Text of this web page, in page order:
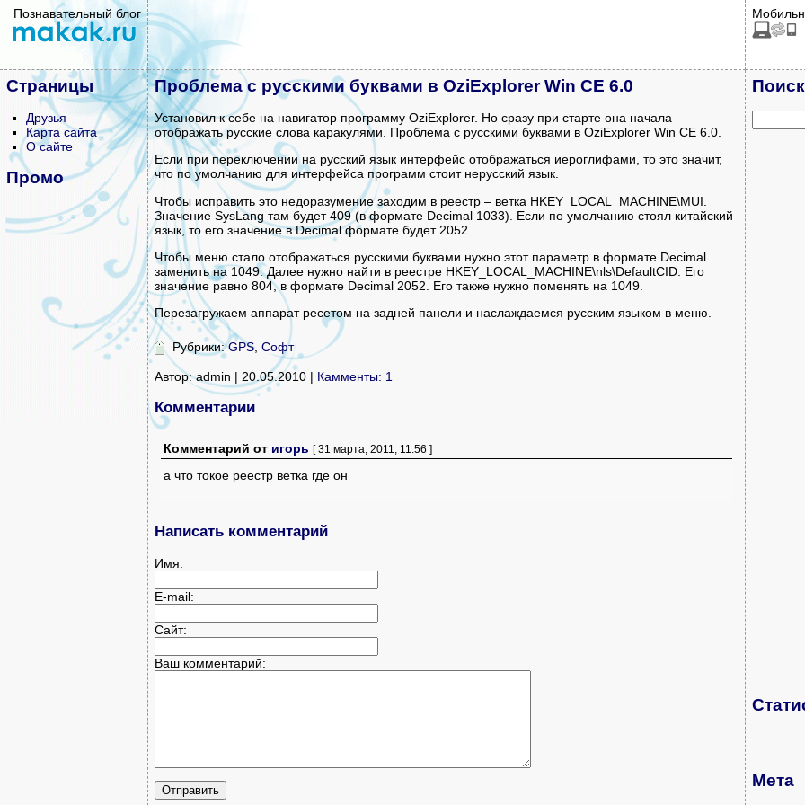
Познавательный блог
Страницы
Друзья
Карта сайта
О сайте
Промо
Проблема с русскими буквами в OziExplorer Win CE 6.0
Установил к себе на навигатор программу OziExplorer. Но сразу при старте она начала
отображать русские слова каракулями. Проблема с русскими буквами в OziExplorer Win CE 6.0.
Если при переключении на русский язык интерфейс отображаться иероглифами, то это значит,
что по умолчанию для интерфейса программ стоит нерусский язык.
Чтобы исправить это недоразумение заходим в реестр – ветка HKEY_LOCAL_MACHINE\MUI.
Значение SysLang там будет 409 (в формате Decimal 1033). Если по умолчанию стоял китайский
язык, то его значение в Decimal формате будет 2052.
Чтобы меню стало отображаться русскими буквами нужно этот параметр в формате Decimal
заменить на 1049. Далее нужно найти в реестре HKEY_LOCAL_MACHINE\nls\DefaultCID. Его
значение равно 804, в формате Decimal 2052. Его также нужно поменять на 1049.
Перезагружаем аппарат ресетом на задней панели и наслаждаемся русским языком в меню.
Рубрики:GPS Софт
Автор: admin | 20.05.2010 | Камменты: 1
Комментарии
Комментарий от игорь [ 31 марта, 2011, 11:56 ]
а что токое реестр ветка где он
Написать комментарий
Имя:
E-mail:
Сайт:
Ваш комментарий:
Мета